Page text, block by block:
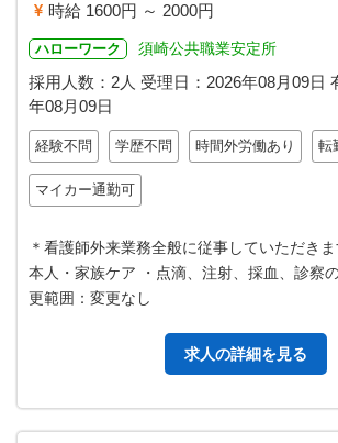
時給 1600円 ～ 2000円
ハローワーク 須崎公共職業安定所
採用人数：2人 受理日： 2026年08月09日
年08月09日
経験不問 学歴不問 時間外労働あり 転
マイカー通勤可
＊看護師外来業務全般に従事していただきま
本人・家族ケア ・点滴、注射、採血、診察
更範囲：変更なし
求人の詳細を見る